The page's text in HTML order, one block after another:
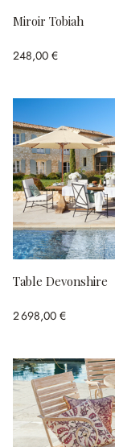
Miroir Tobiah
248,00 €
Table Devonshire
2 698,00 €